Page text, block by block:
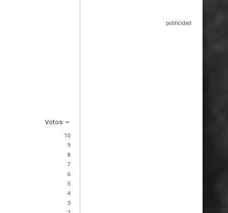
Votos
10
9
8
7
6
5
4
3